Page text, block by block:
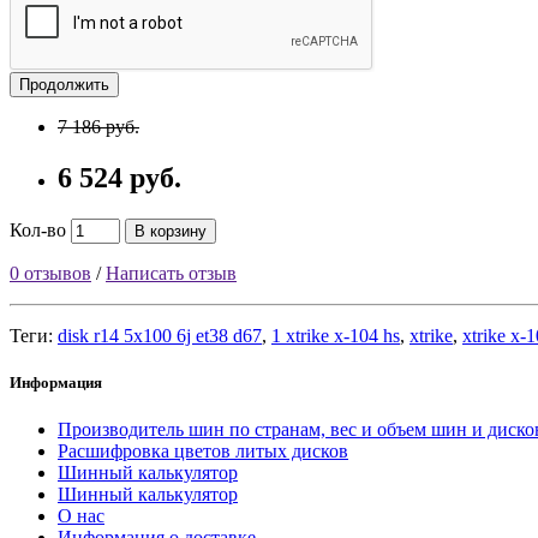
Продолжить
7 186 руб.
6 524 руб.
Кол-во В корзину
0 отзывов /Написать отзыв
Теги: disk r14 5x100 6j et38 d67, 1 xtrike x-104 hs, xtrike, xtrike x-
Информация
Производитель шин по странам, вес и объем шин и
Расшифровка цветов литых дисков
Шинный калькулятор
Шинный калькулятор
О нас